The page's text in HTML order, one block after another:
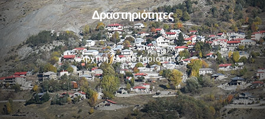
Αρχική Δραστηριότητες
Δραστηριότητες